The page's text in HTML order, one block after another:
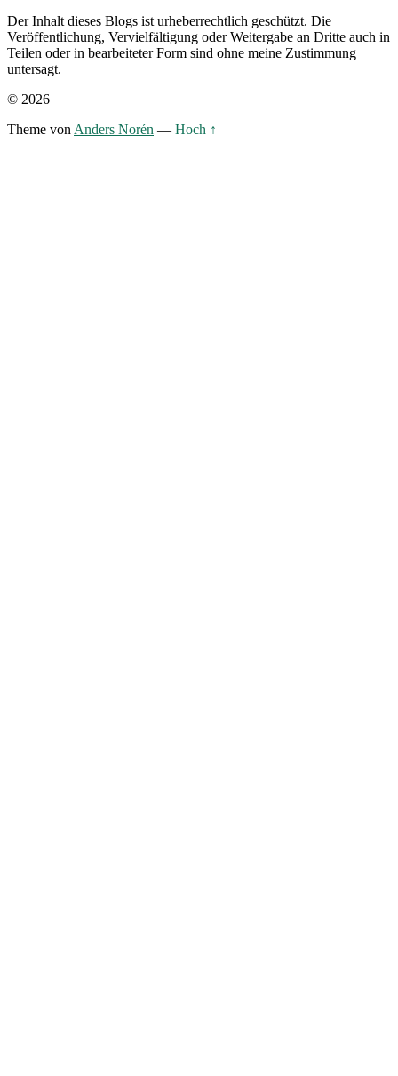
Der Inhalt dieses Blogs ist urheberrechtlich geschützt. Die
Veröffentlichung, Vervielfältigung oder Weitergabe an Dritte auch in
Teilen oder in bearbeiteter Form sind ohne meine Zustimmung
untersagt.
© 2026
Theme von Anders Norén — Hoch ↑